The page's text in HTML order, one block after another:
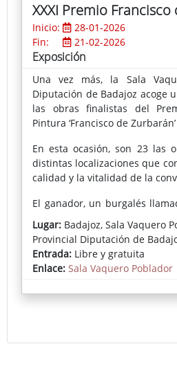
XXXI Premio
Inicio:
28-01-2026
Fin:
21-02-2026
Exposición
Una vez más, la Sala
Diputación de Badajoz acoge
las obras finalistas del
Pintura ‘Francisco de
En esta ocasión, son 23 las
distintas localizaciones que
calidad y la vitalidad de la
El ganador, un burgalés
presenta su particular latido a
invernal; por su parte,
premio, habla de ausencias
pintura; y Guillermo
premio, descubre una
contemporánea.
galardón que expresa el
Lugar: Badajoz, Sala Vaquero
Provincial Diputación de
Entrada: Libre y gratuita
Enlace: Sala Vaquero Poblador